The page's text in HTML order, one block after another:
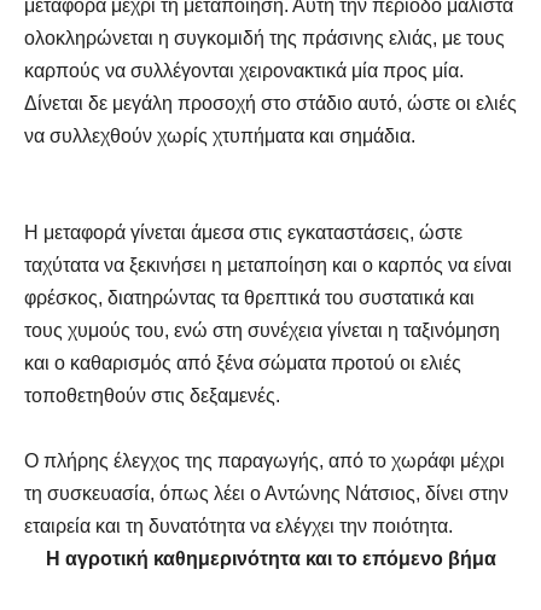
μεταφορά μέχρι τη μεταποίηση. Αυτή την περίοδο μάλιστα
ολοκληρώνεται η συγκομιδή της πράσινης ελιάς, με τους
καρπούς να συλλέγονται χειρονακτικά μία προς μία.
Δίνεται δε μεγάλη προσοχή στο στάδιο αυτό, ώστε οι ελιές
να συλλεχθούν χωρίς χτυπήματα και σημάδια.
Η μεταφορά γίνεται άμεσα στις εγκαταστάσεις, ώστε
ταχύτατα να ξεκινήσει η μεταποίηση και ο καρπός να είναι
φρέσκος, διατηρώντας τα θρεπτικά του συστατικά και
τους χυμούς του, ενώ στη συνέχεια γίνεται η ταξινόμηση
και ο καθαρισμός από ξένα σώματα προτού οι ελιές
τοποθετηθούν στις δεξαμενές.
Ο πλήρης έλεγχος της παραγωγής, από το χωράφι μέχρι
τη συσκευασία, όπως λέει ο Αντώνης Νάτσιος, δίνει στην
εταιρεία και τη δυνατότητα να ελέγχει την ποιότητα.
Η αγροτική καθημερινότητα και το επόμενο βήμα